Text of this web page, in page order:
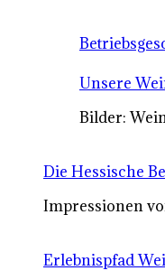
Unsere
Bilder:
Die Hessische
Impressionen
Erlebnispfad